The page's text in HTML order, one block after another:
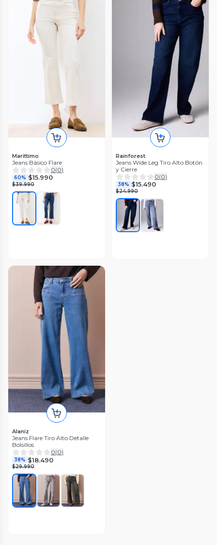
Marittimo
Jeans Básico Flare
0(0)
60% $15.990
$39.990
Rainforest
Jeans Wide Leg Tiro Alto Botón
y Cierre
0(0)
38% $15.490
$24.990
Alaniz
Jeans Flare Tiro Alto Detalle
Bolsillos
0(0)
38% $18.490
$29.990